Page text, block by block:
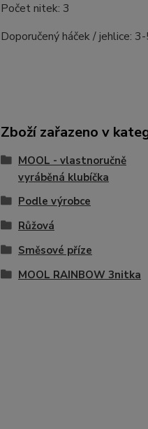
Počet nitek: 3
Doporučený háček / jehlice:
Zboží zařazeno v
MOOL - vlastnoručně
vyráběná klubíčka
Podle výrobce
Růžová
Směsové příze
MOOL RAINBOW 3nitka